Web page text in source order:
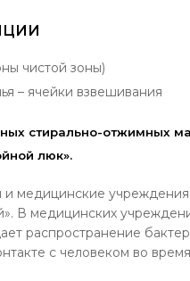
чистой зоны)
– ячейки взвешивания
стирально-отжимных
люк».
медицинские учреждения
В медицинских
распространение
с человеком во